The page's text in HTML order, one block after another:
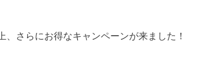
さらにお得なキャンペーンが来ました！